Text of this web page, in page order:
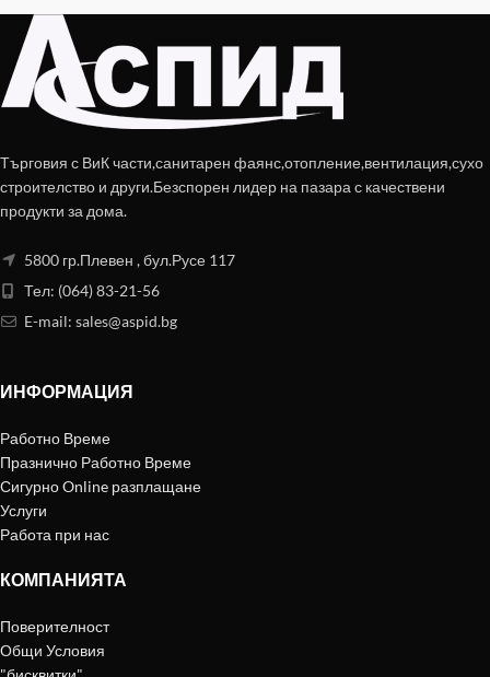
Търговия с ВиК части,санитарен фаянс,отопление,вентилация,сухо
строителство и други.Безспорен лидер на пазара с качествени
продукти за дома.
5800 гр.Плевен , бул.Русе 117
Тел: (064) 83-21-56
E-mail: sales@aspid.bg
ИНФОРМАЦИЯ
Работно Време
Празнично Работно Време
Сигурно Online разплащане
Услуги
Работа при нас
КОМПАНИЯТА
Поверителност
Общи Условия